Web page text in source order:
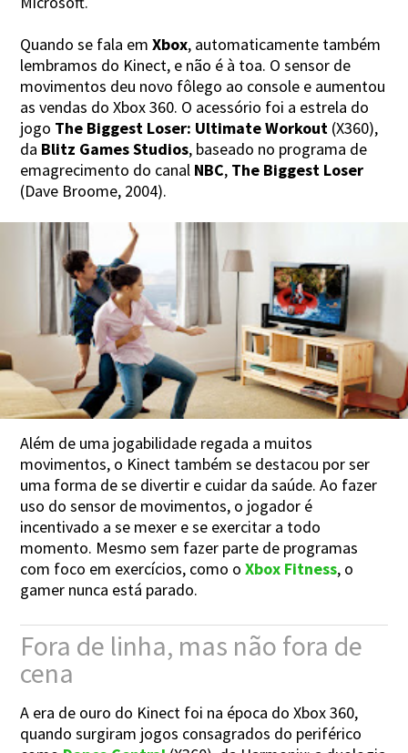
Quando se fala emXbox, automaticamente também
lembramos do Kinect, e não é à toa. O sensor de
movimentos deu novo fôlego ao console e aumentou
as vendas do Xbox 360. O acessório foi a estrela do
jogo The Biggest Loser: Ultimate Workout (X360),
da Blitz Games Studios, baseado no programa de
emagrecimento do canal NBC, The Biggest Loser
(Dave Broome, 2004).
Além de uma jogabilidade regada a muitos
movimentos, o Kinect também se destacou por ser
uma forma de se divertir e cuidar da saúde. Ao fazer
uso do sensor de movimentos, o jogador é
incentivado a se mexer e se exercitar a todo
momento. Mesmo sem fazer parte de programas
com foco em exercícios, como oXbox Fitness, o
gamer nunca está parado.
Fora de linha, mas não fora de
cena
A era de ouro do Kinect foi na época do Xbox 360,
quando surgiram jogos consagrados do periférico